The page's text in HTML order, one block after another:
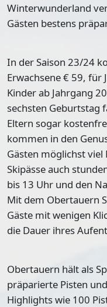
Winterwunderland
Gästen bestens
In der Saison 23/24
Erwachsene € 59, für
Kinder ab Jahrgang
sechsten Geburtstag
Eltern sogar
kommen in den
Gästen möglichst
Skipässe auch
bis 13 Uhr und den
Mit dem Obertauern
Gäste mit wenigen
die Dauer ihres
Obertauern hält als
präparierte Pisten
Highlights wie 100